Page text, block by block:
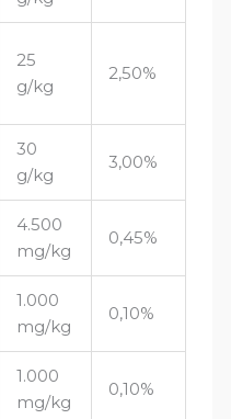
25
g/kg
2,50%
30
g/kg
3,00%
4.500
mg/kg
0,45%
1.000
mg/kg
0,10%
1.000
mg/kg
0,10%